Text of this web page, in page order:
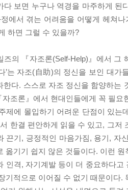
다 보면 누구나 역경을 마주하게
에서 겪는 어려움을 어떻게 헤쳐
하면 그럴 수 있을까?
즈의 『자조론(Self-Help)』에서 그
’는 자조(自助)의 정신을 보인 대
한다. 스스로 자조 정신을 함양하는
조론』에서 현대인들에게 꼭 필요
제에 몰입하기 어려운 단점이 있
한결 편안하게 읽을 수 있고, 그저
끈기, 긍정적인 마음가짐, 용기, 자
옮기기 쉽지 않은 것들이다. 이런
인격, 자기계발 등이 더 중요하다
기적으로 이어질 수 없기 때문이다